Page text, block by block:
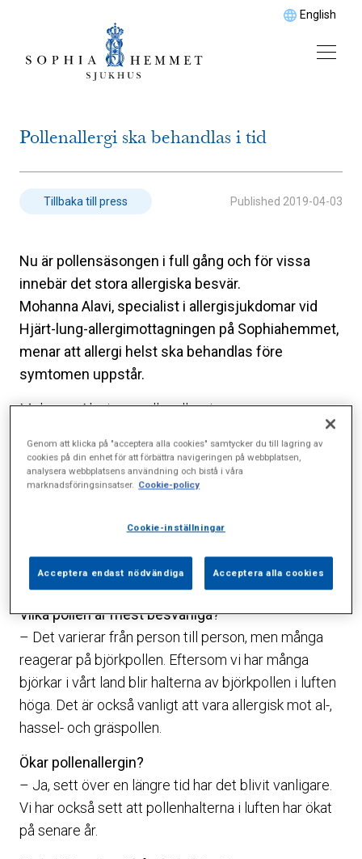
English
​Pollenallergi ska behandlas i tid
Tillbaka till press Published 2019-04-03
Nu är pollensäsongen i full gång och för vissa
innebär det stora allergiska besvär.
Mohanna Alavi, specialist i allergisjukdomar vid
Hjärt-lung-allergimottagningen på Sophiahemmet,
menar att allergi helst ska behandlas före
symtomen uppstår.
Mohanna Alavi om pollenallergi:
Vad är pollenallergi?
– Man kan säga att det är en försvarsreaktion. När
pollenkornen kommer in i kroppen via ögon, näsa
bekämpa dem som om de vore något farligt för
kroppen. Resultatet blir kliande ögon, rinnande näsa
och ansträngda luftvägar.
Vilka pollen är mest besvärliga?
– Det varierar från person till person, men många
reagerar på björkpollen. Eftersom vi har många
björkar i vårt land blir halterna av björkpollen i luften
höga. Det är också vanligt att vara allergisk mot al-,
hassel- och gräspollen.
Ökar pollenallergin?
– Ja, sett över en längre tid har det blivit vanligare.
Vi har också sett att pollenhalterna i luften har ökat
på senare år.
Genom att klicka på "acceptera alla cookies" samtycker du till lagring av
cookies på din enhet för att förbättra navigeringen på webbplatsen,
analysera webbplatsens användning och bistå i våra
marknadsföringsinsatser. Cookie-policy
Cookie-inställningar
Acceptera endast nödvändiga Acceptera alla cookies